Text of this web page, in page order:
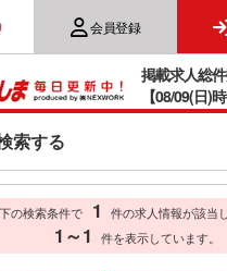
会員登録
掲載求人総件
【08/09(日)時
索する
の検索条件で 1 件の求人情報が該当
1～1 件を表示しています。